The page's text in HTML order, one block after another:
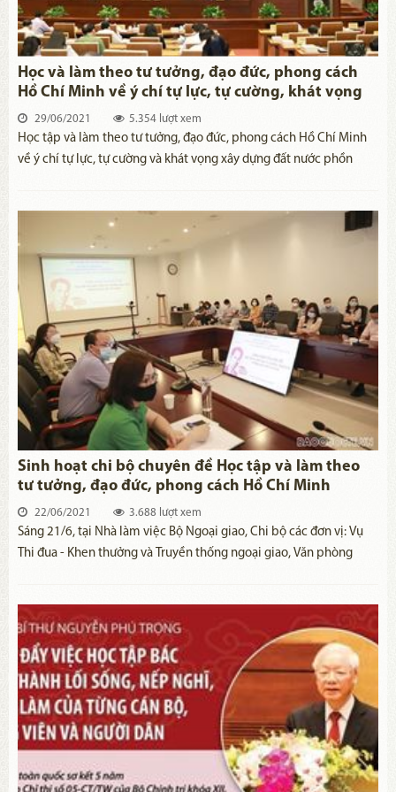
Học và làm theo tư tưởng, đạo đức, phong cách
Hồ Chí Minh về ý chí tự lực, tự cường, khát vọng
phát triển đất nước phồn vinh, hạnh phúc
29/06/2021 5.354 lượt xem
Học tập và làm theo tư tưởng, đạo đức, phong cách Hồ Chí Minh
về ý chí tự lực, tự cường và khát vọng xây dựng đất nước phồn
thắng lợi Nghị quyết Đại hội XIII của Đảng.
Sinh hoạt chi bộ chuyên đề Học tập và làm theo
tư tưởng, đạo đức, phong cách Hồ Chí Minh
22/06/2021 3.688 lượt xem
Sáng 21/6, tại Nhà làm việc Bộ Ngoại giao, Chi bộ các đơn vị: Vụ
Thi đua - Khen thưởng và Truyền thống ngoại giao, Văn phòng
tìm đường cứu nước (5/6/1911 - 5/6/2021).